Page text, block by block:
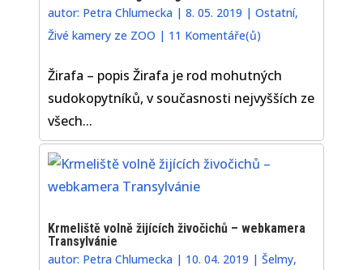
autor: Petra Chlumecka |8. 05. 2019 |Ostatní,
Živé kamery ze ZOO | 11 Komentáře(ů)
Žirafa – popis Žirafa je rod mohutných
sudokopytníků, v současnosti nejvyšších ze
všech...
Krmeliště volně žijících živočichů – webkamera
Transylvánie
autor: Petra Chlumecka | 10. 04. 2019 |Šelmy,